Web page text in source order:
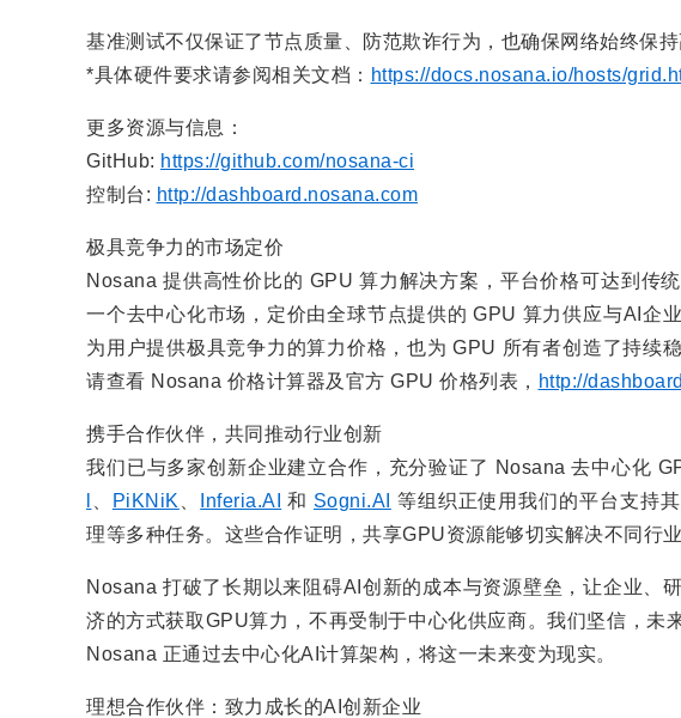
基准测试不仅保证了节点质量、防范欺诈行为，也确保网络始终保持
*具体硬件要求请参阅相关文档： https://docs.nosana.io/hosts/
更多资源与信息：
GitHub: https://github.com/nosana-ci
控制台: http://dashboard.nosana.com
极具竞争力的市场定价
Nosana 提供高性价比的 GPU 算力解决方案，平台价格可达到传
一个去中心化市场，定价由全球节点提供的 GPU 算力供应与AI企
为用户提供极具竞争力的算力价格，也为 GPU 所有者创造了持续
请查看 Nosana 价格计算器及官方 GPU 价格列表， http://
携手合作伙伴，共同推动行业创新
我们已与多家创新企业建立合作，充分验证了 Nosana 去中心化
PiKNiK Inferia.AI 和 Sogni.AI 等组织正使用我们的平台支持
理等多种任务。这些合作证明，共享GPU资源能够切实解决不同行业
Nosana 打破了长期以来阻碍AI创新的成本与资源壁垒，让企业、
济的方式获取GPU算力，不再受制于中心化供应商。我们坚信，
Nosana 正通过去中心化AI计算架构，将这一未来变为现实。
理想合作伙伴：致力成长的AI创新企业